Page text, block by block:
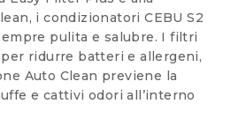
i condizionatori CEBU S2
pulita e salubre. I filtri
ridurre batteri e allergeni,
Auto Clean previene la
e cattivi odori all’interno